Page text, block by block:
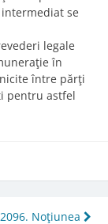
se
legale
în
între părţi
pentru astfel
Noţiunea